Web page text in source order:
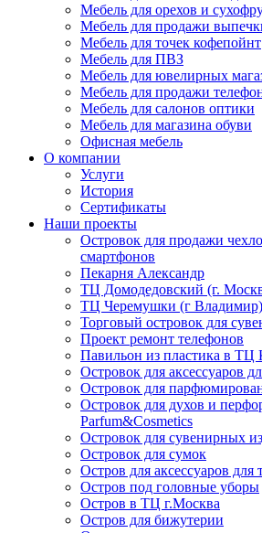
Мебель для орехов и
Мебель для продажи
Мебель для точек кофепойнт
Мебель для ПВЗ
Мебель для ювелирных
Мебель для продажи
Мебель для салонов оптики
Мебель для магазина обуви
Офисная мебель
О компании
Услуги
История
Сертификаты
Наши проекты
Островок для продажи
смартфонов
Пекарня Александр
ТЦ Домодедовский (г.
ТЦ Черемушки (г Владимир)
Торговый островок для
Проект ремонт телефонов
Павильон из пластика в
Островок для аксессуаров
Островок для
Островок для духов и
Parfum&Cosmetics
Островок для сувенирных
Островок для сумок
Остров для аксессуаров для
Остров под головные уборы
Остров в ТЦ г.Москва
Остров для бижутерии